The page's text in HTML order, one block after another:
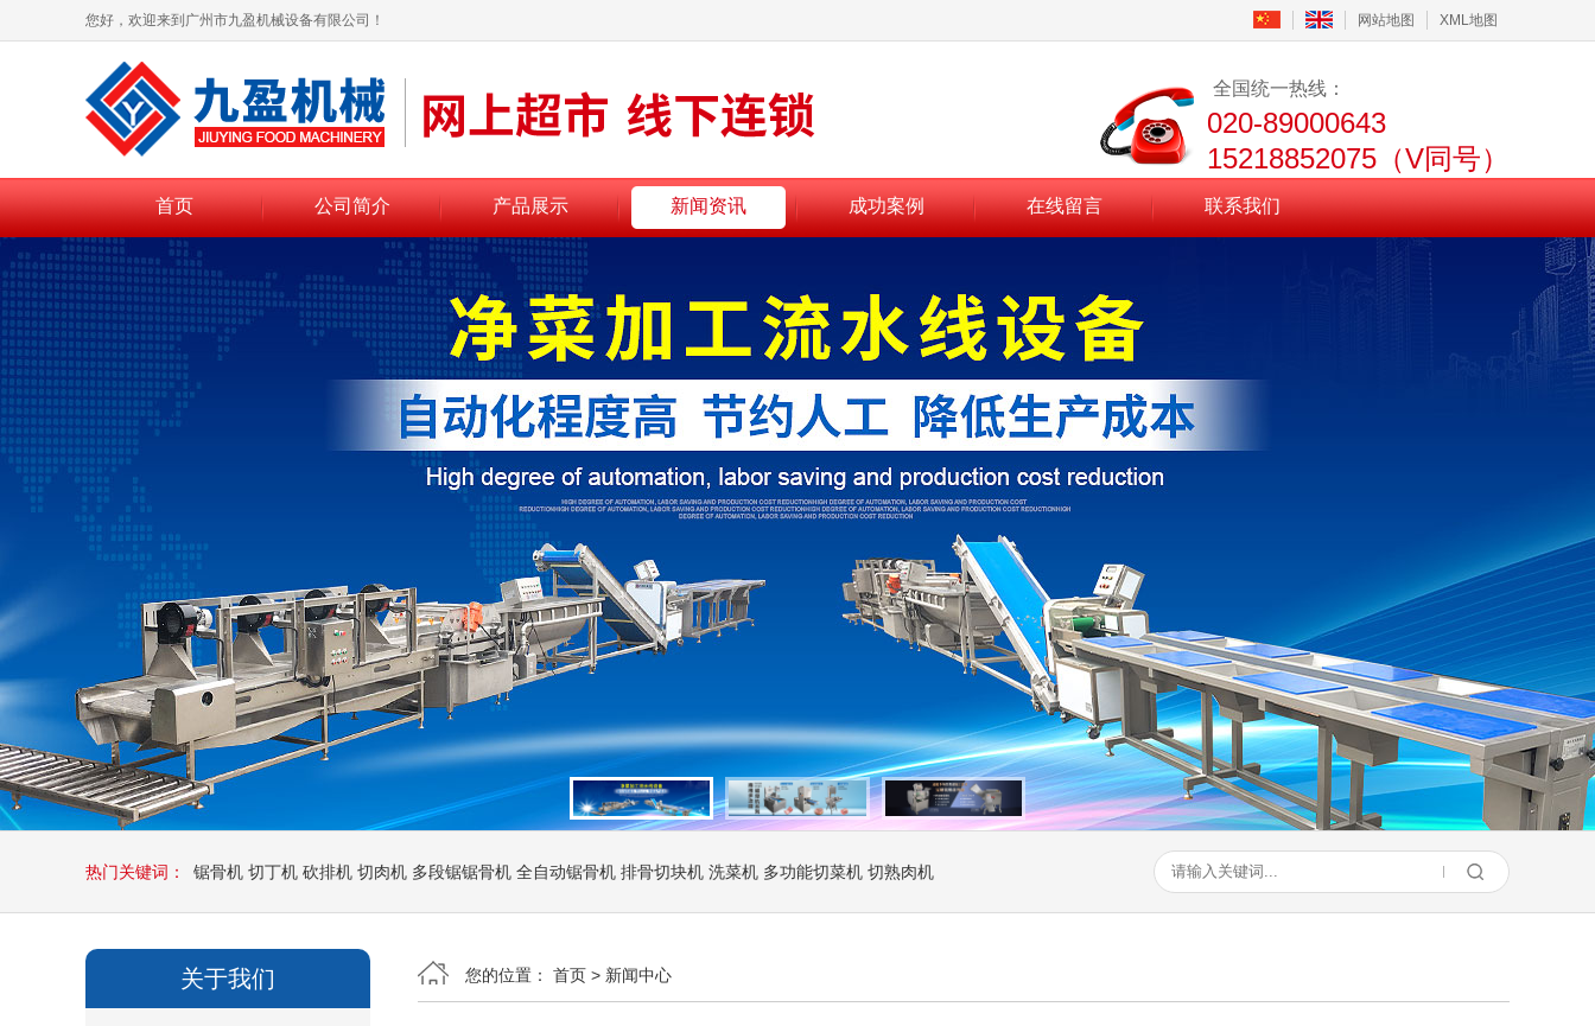
您好，欢迎来到广州市九盈机械设备有限公司！ 网站地图 XML地图
全国统一热线：
020-89000643
15218852075（V同号）
首页 公司简介 产品展示 新闻资讯 成功案例 在线留言 联系我们
热门关键词： 锯骨机 切丁机 砍排机 切肉机 多段锯锯骨机 全自动锯骨机 排骨切块机 洗菜机 多功能切菜机 切熟肉机
关于我们 您的位置： 首页 > 新闻中心